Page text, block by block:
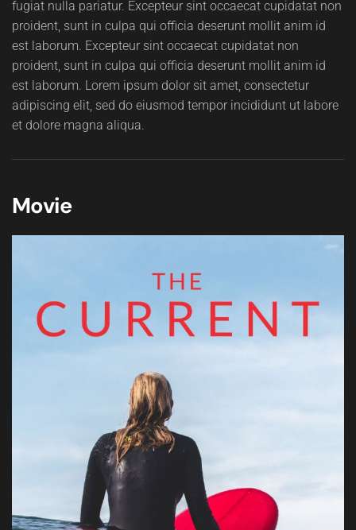
fugiat nulla pariatur. Excepteur sint occaecat cupidatat non
proident, sunt in culpa qui officia deserunt mollit anim id
est laborum. Excepteur sint occaecat cupidatat non
proident, sunt in culpa qui officia deserunt mollit anim id
est laborum. Lorem ipsum dolor sit amet, consectetur
adipiscing elit, sed do eiusmod tempor incididunt ut labore
et dolore magna aliqua.
Movie